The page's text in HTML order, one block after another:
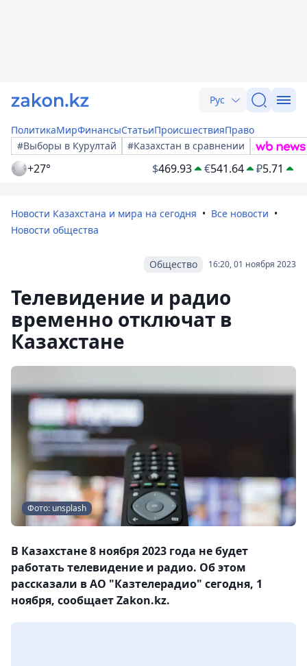
Рус
ПолитикаМирФинансыСтатьиПроисшествияПраво
#Выборы в Курултай
#Казахстан в сравнении
+27° $469.93 €541.64 ₽5.71
Новости Казахстана и мира на сегодня
Все новости
Новости общества
16:20, 01 ноября 2023
Общество
Телевидение и радио
временно отключат в
Казахстане
Фото: unsplash
В Казахстане 8 ноября 2023 года не будет
работать телевидение и радио. Об этом
рассказали в АО "Казтелерадио" сегодня, 1
ноября, сообщает Zakon.kz.